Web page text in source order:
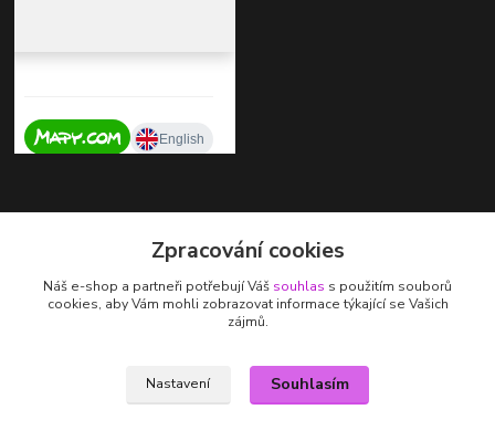
+420 737 725 324
(Po-Pá, 9-17 hod.)
Zpracování cookies
Náš e-shop a partneři potřebují Váš souhlas s použitím souborů
cookies, aby Vám mohli zobrazovat informace týkající se Vašich
zájmů.
Nastavení Souhlasím